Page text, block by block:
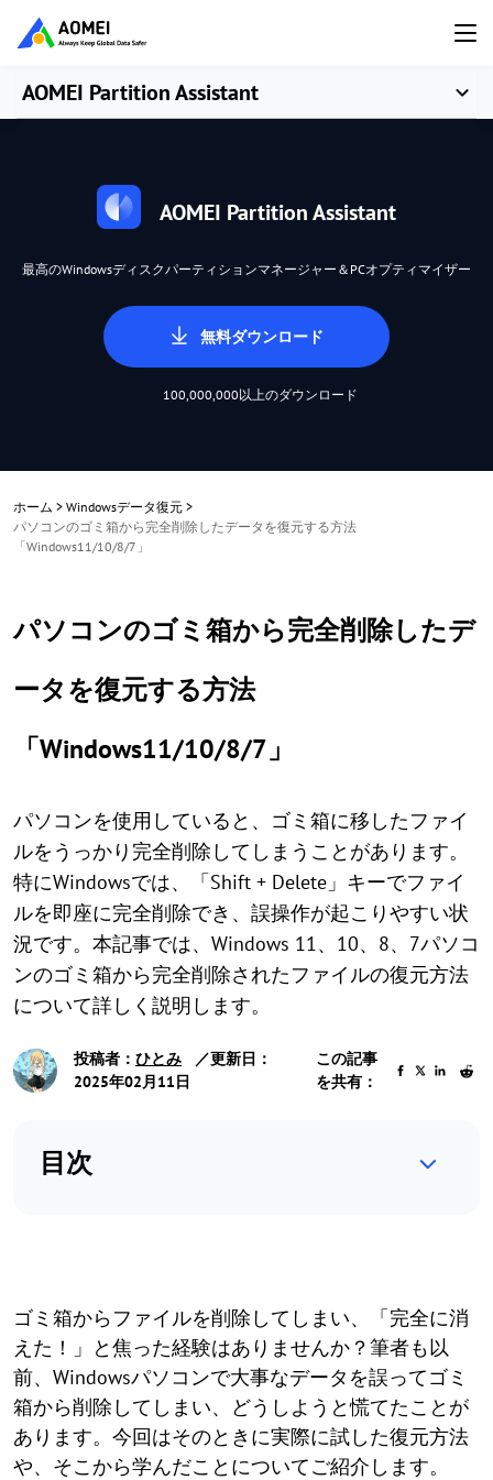
AOMEI Partition Assistant
AOMEI Partition Assistant
最高のWindowsディスクパーティションマネージャー＆PCオプティマイザー
無料ダウンロード
100,000,000以上のダウンロード
ホーム > Windowsデータ復元 >
パソコンのゴミ箱から完全削除したデータを復元する方法
「Windows11/10/8/7」
パソコンのゴミ箱から完全削除したデ
ータを復元する方法
「Windows11/10/8/7」
パソコンを使用していると、ゴミ箱に移したファイ
ルをうっかり完全削除してしまうことがあります。
特にWindowsでは、「Shift + Delete」キーでファイ
ルを即座に完全削除でき、誤操作が起こりやすい状
況です。本記事では、Windows 11、10、8、7パソコ
ンのゴミ箱から完全削除されたファイルの復元方法
について詳しく説明します。
投稿者： ひとみ
／更新日：
2025年02月11日
この記事
を共有：
目次
ゴミ箱からファイルを削除してしまい、「完全に消
えた！」と焦った経験はありませんか？筆者も以
前、Windowsパソコンで大事なデータを誤ってゴミ
箱から削除してしまい、どうしようと慌てたことが
あります。今回はそのときに実際に試した復元方法
や、そこから学んだことについてご紹介します。